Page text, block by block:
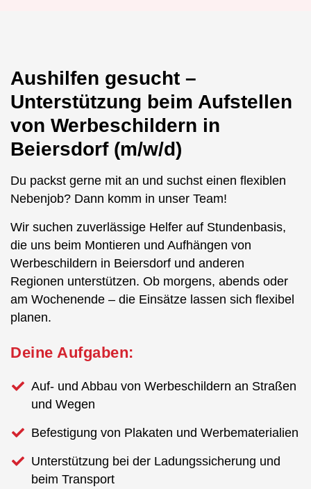
Aushilfen gesucht –
Unterstützung beim Aufstellen
von Werbeschildern in
Beiersdorf (m/w/d)
Du packst gerne mit an und suchst einen flexiblen
Nebenjob? Dann komm in unser Team!
Wir suchen zuverlässige Helfer auf Stundenbasis,
die uns beim Montieren und Aufhängen von
Werbeschildern in Beiersdorf und anderen
Regionen unterstützen. Ob morgens, abends oder
am Wochenende – die Einsätze lassen sich flexibel
planen.
Deine Aufgaben:
Auf- und Abbau von Werbeschildern an Straßen
und Wegen
Befestigung von Plakaten und Werbematerialien
Unterstützung bei der Ladungssicherung und
beim Transport